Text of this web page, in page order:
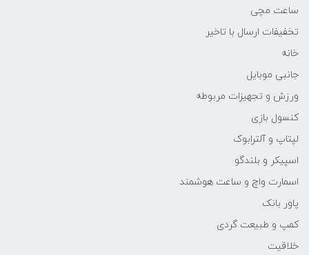
ساعت مچی
تخفیفات ارسال با تاخیر
خانه
جانبی موبایل
ورزش و تجهیزات مربوطه
کنسول بازی
لپتاپ و آلترابوک
اسپیکر و بلندگو
اسمارت واچ و ساعت هوشمند
پاور بانک
کمپ و طبیعت گردی
خلاقیت